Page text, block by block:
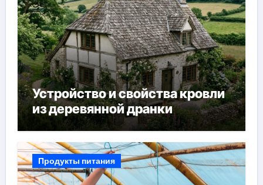
Устройство и свойства кровли
из деревянной дранки
Продукты питания